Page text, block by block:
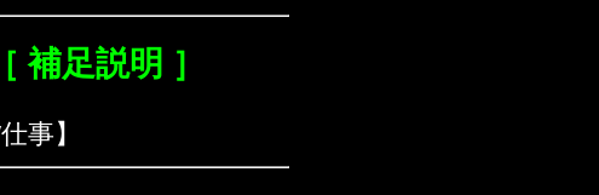
［ 補足説明 ］
事】